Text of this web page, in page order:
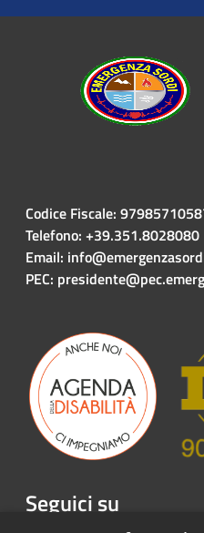
Codice Fiscale:
Telefono: +39.351.8028080
Email:
PEC:
Seguici su